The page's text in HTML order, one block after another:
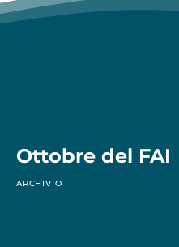
Ottobre del FAI
ARCHIVIO